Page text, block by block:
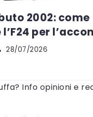
2002: come
per
28/07/2026
Info opinioni e